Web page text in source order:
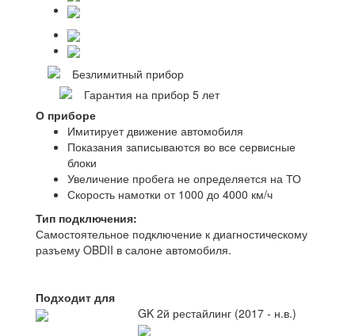
Безлимитный прибор
Гарантия на прибор 5 лет
О приборе
Имитирует движение автомобиля
Показания записываются во все сервисные
блоки
Увеличение пробега не определяется на ТО
Скорость намотки от 1000 до 4000 км/ч
Тип подключения:
Самостоятельное подключение к диагностическому
разъему OBDII в салоне автомобиля.
Подходит для
GK 2й рестайлинг (2017 - н.в.)